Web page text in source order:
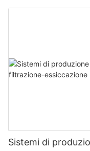
Sistemi di